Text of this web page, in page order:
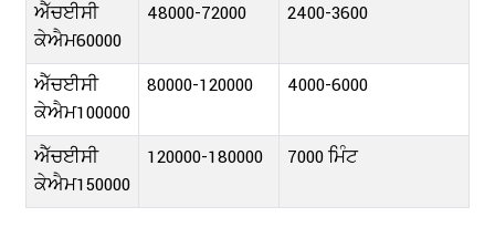
ਐੱਚਈਸੀ
ਕੇਐਮ60000
48000-72000 2400-3600
ਐੱਚਈਸੀ
ਕੇਐਮ100000
80000-120000 4000-6000
ਐੱਚਈਸੀ
ਕੇਐਮ150000
120000-180000 7000 ਮਿੰਟ